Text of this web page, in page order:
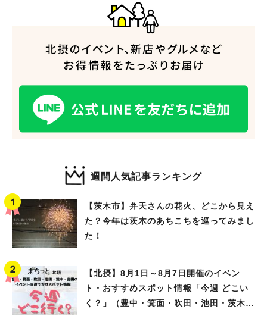
週間人気記事ランキング
【茨木市】弁天さんの花火、どこから見え
た？今年は茨木のあちこちを巡ってみまし
た！
【北摂】8月1日～8月7日開催のイベン
ト・おすすめスポット情報「今週 どこい
く？」（豊中・箕面・吹田・池田・茨木・
人気のキーワード
#今週どこいく？#自然とふれあう#ランチ#カフェ#まとめ
#教えたい／教えて投稿記事